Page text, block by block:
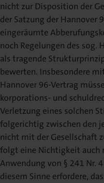
nicht zur Disposition der
der Satzung der Hannover
eingeräumte
noch Regelungen des sog.
als tragende
bewerten. Insbesondere
Hannover 96-Vertrag
korporations- und
Verletzung eines solchen
folgerichtig zwischen den
nicht mit der Gesellschaft
folgt eine Nichtigkeit auch
Anwendung von § 241 Nr.
diesem Sinne erfordere,